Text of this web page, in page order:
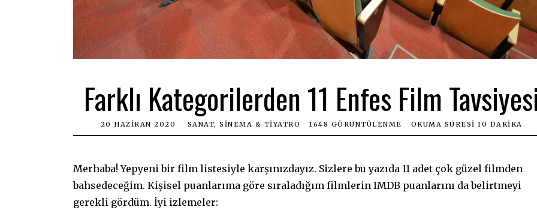
Farklı Kategorilerden 11 Enfes Film
20 HAZIRAN 2020 SANAT, SINEMA & TIYATRO 1648 GÖRÜNTÜLENME OKUMA SÜRESI 10 DAKIKA
Merhaba! Yepyeni bir film listesiyle karşınızdayız. Sizlere bu yazıda 11 adet çok güzel filmden
bahsedeceğim. Kişisel puanlarıma göre sıraladığım filmlerin IMDB puanlarını da belirtmeyi
gerekli gördüm. İyi izlemeler: